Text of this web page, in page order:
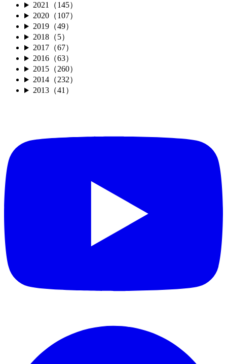
2021（145）
2020（107）
2019（49）
2018（5）
2017（67）
2016（63）
2015（260）
2014（232）
2013（41）